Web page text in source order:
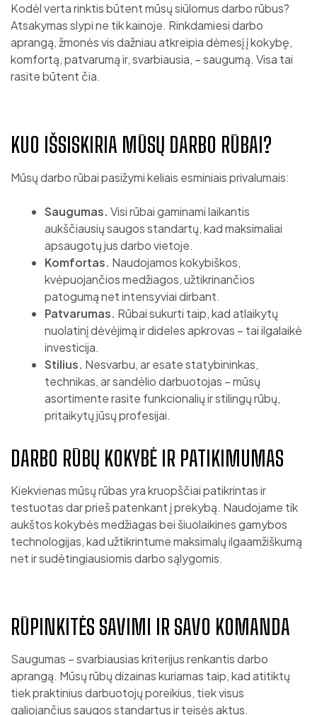
Kodėl verta rinktis būtent mūsų siūlomus darbo rūbus?
Atsakymas slypi ne tik kainoje. Rinkdamiesi darbo
aprangą, žmonės vis dažniau atkreipia dėmesį į kokybę,
komfortą, patvarumą ir, svarbiausia, – saugumą. Visa tai
rasite būtent čia.
KUO IŠSISKIRIA MŪSŲ DARBO RŪBAI?
Mūsų darbo rūbai pasižymi keliais esminiais privalumais:
Saugumas. Visi rūbai gaminami laikantis
aukščiausių saugos standartų, kad maksimaliai
apsaugotų jus darbo vietoje.
Komfortas. Naudojamos kokybiškos,
kvėpuojančios medžiagos, užtikrinančios
patogumą net intensyviai dirbant.
Patvarumas. Rūbai sukurti taip, kad atlaikytų
nuolatinį dėvėjimą ir dideles apkrovas – tai ilgalaikė
investicija.
Stilius. Nesvarbu, ar esate statybininkas,
technikas, ar sandėlio darbuotojas – mūsų
asortimente rasite funkcionalių ir stilingų rūbų,
pritaikytų jūsų profesijai.
DARBO RŪBŲ KOKYBĖ IR PATIKIMUMAS
Kiekvienas mūsų rūbas yra kruopščiai patikrintas ir
testuotas dar prieš patenkant į prekybą. Naudojame tik
aukštos kokybės medžiagas bei šiuolaikines gamybos
technologijas, kad užtikrintume maksimalų ilgaamžiškumą
net ir sudėtingiausiomis darbo sąlygomis.
RŪPINKITĖS SAVIMI IR SAVO KOMANDA
Saugumas – svarbiausias kriterijus renkantis darbo
aprangą. Mūsų rūbų dizainas kuriamas taip, kad atitiktų
tiek praktinius darbuotojų poreikius, tiek visus
galiojančius saugos standartus ir teisės aktus.